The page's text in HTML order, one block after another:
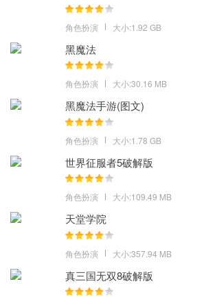
角色扮演 大小:1.92 GB
黑魔法
角色扮演 大小:30.16 MB
黑魔法手游(图文)
角色扮演 大小:1.78 GB
世界征服者5破解版
角色扮演 大小:109.49 MB
天堂学院
角色扮演 大小:357.94 MB
真三国无双8破解版